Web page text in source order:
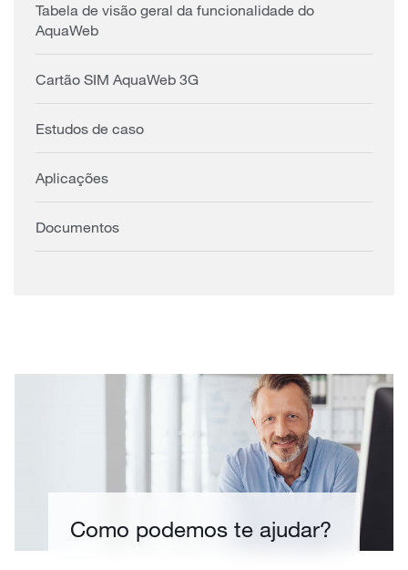
Tabela de visão geral da funcionalidade do
AquaWeb
Cartão SIM AquaWeb 3G
Estudos de caso
Aplicações
Documentos
Como podemos te ajudar?